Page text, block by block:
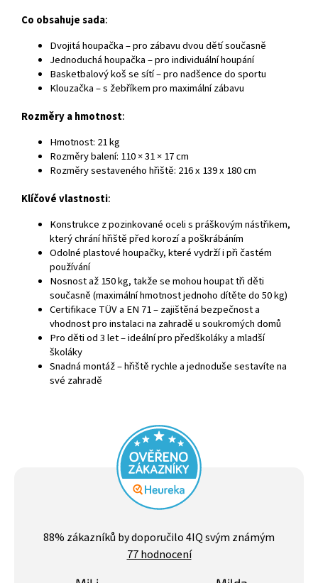
Co obsahuje sada:
Dvojitá houpačka – pro zábavu dvou dětí současně
Jednoduchá houpačka – pro individuální houpání
Basketbalový koš se sítí – pro nadšence do sportu
Klouzačka – s žebříkem pro maximální zábavu
Rozměry a hmotnost:
Hmotnost: 21 kg
Rozměry balení: 110 × 31 × 17 cm
Rozměry sestaveného hřiště: 216 x 139 x 180 cm
Klíčové vlastnosti:
Konstrukce z pozinkované oceli s práškovým nástřikem,
který chrání hřiště před korozí a poškrábáním
Odolné plastové houpačky, které vydrží i při častém
používání
Nosnost až 150 kg, takže se mohou houpat tři děti
současně (maximální hmotnost jednoho dítěte do 50 kg)
Certifikace TÜV a EN 71 – zajištěná bezpečnost a
vhodnost pro instalaci na zahradě u soukromých domů
Pro děti od 3 let – ideální pro předškoláky a mladší
školáky
Snadná montáž – hřiště rychle a jednoduše sestavíte na
své zahradě
hodnocení
obchodu
je
88% zákazníků by doporučilo 4IQ svým známým
77 hodnocení